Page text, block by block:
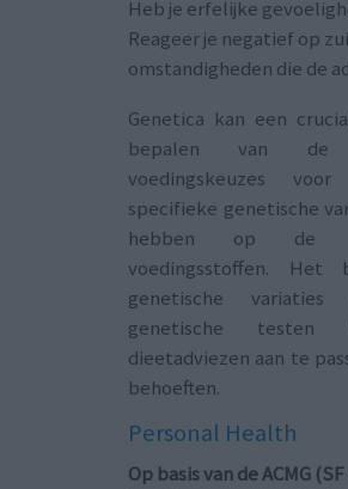
Heb je erfelijke
Reageer je negatief op
omstandigheden die de
Genetica kan een
bepalen van de
voedingskeuzes
specifieke genetische
hebben op de
voedingsstoffen. Het
genetische
genetische
dieetadviezen aan te
behoeften.
Personal Health
Op basis van de ACMG